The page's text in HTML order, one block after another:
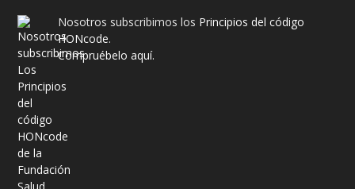
Nosotros subscribimos los Principios del código
HONcode.
Compruébelo aquí.